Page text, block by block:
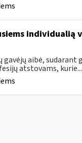
aibė,
atstovams, kurie...